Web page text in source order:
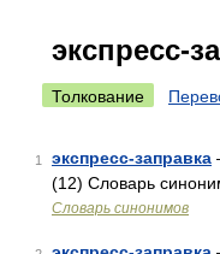
экспресс-
Толкование
1 экспресс-заправка
(12) Словарь
Словарь синонимов